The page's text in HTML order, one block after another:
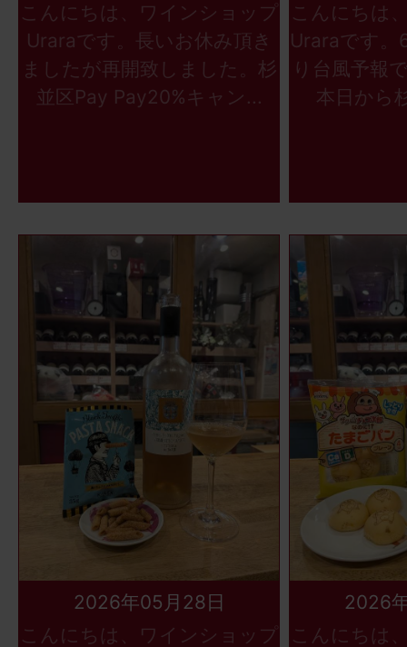
こんにちは、ワインショップ
Uraraです。長いお休み頂き
ましたが再開致しました。杉
並区Pay Pay20%キャン...
こんにちは
Uraraです。
り台風予報
本日から
2026年05月28日
こんにちは、ワインショップ
2026
こんにちは